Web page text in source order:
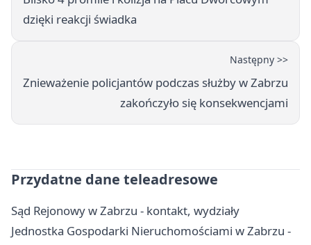
dzięki reakcji świadka
Następny >>
Znieważenie policjantów podczas służby w Zabrzu
zakończyło się konsekwencjami
Przydatne dane teleadresowe
Sąd Rejonowy w Zabrzu - kontakt, wydziały
Jednostka Gospodarki Nieruchomościami w Zabrzu -